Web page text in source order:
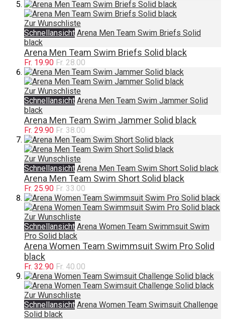
Zur Wunschliste
Schnellansicht Arena Men Team Swim Briefs Solid
black
Arena Men Team Swim Briefs Solid black
Fr. 19.90 Fr. 28.00
Zur Wunschliste
Schnellansicht Arena Men Team Swim Jammer Solid
black
Arena Men Team Swim Jammer Solid black
Fr. 29.90 Fr. 38.00
Zur Wunschliste
Schnellansicht Arena Men Team Swim Short Solid black
Arena Men Team Swim Short Solid black
Fr. 25.90 Fr. 33.00
Zur Wunschliste
Schnellansicht Arena Women Team Swimmsuit Swim
Pro Solid black
Arena Women Team Swimmsuit Swim Pro Solid
black
Fr. 32.90 Fr. 40.00
Zur Wunschliste
Schnellansicht Arena Women Team Swimsuit Challenge
Solid black